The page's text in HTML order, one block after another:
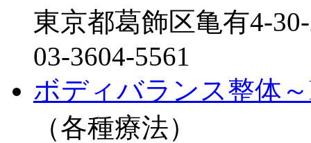
東京都葛飾区亀有4-
03-3604-5561
ボディバランス整体～
（各種療法）